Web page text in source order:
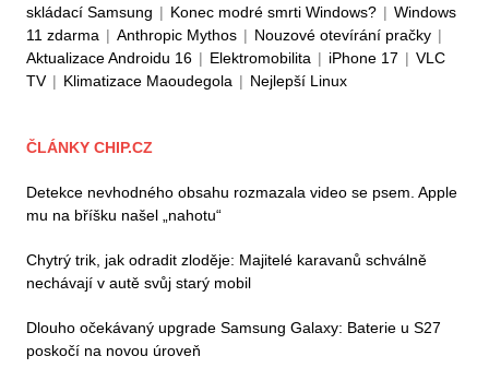
skládací Samsung | Konec modré smrti Windows? | Windows
11 zdarma | Anthropic Mythos | Nouzové otevírání pračky |
Aktualizace Androidu 16 | Elektromobilita | iPhone 17 | VLC
TV | Klimatizace Maoudegola | Nejlepší Linux
ČLÁNKY CHIP.CZ
Detekce nevhodného obsahu rozmazala video se psem. Apple
mu na bříšku našel „nahotu“
Chytrý trik, jak odradit zloděje: Majitelé karavanů schválně
nechávají v autě svůj starý mobil
Dlouho očekávaný upgrade Samsung Galaxy: Baterie u S27
poskočí na novou úroveň